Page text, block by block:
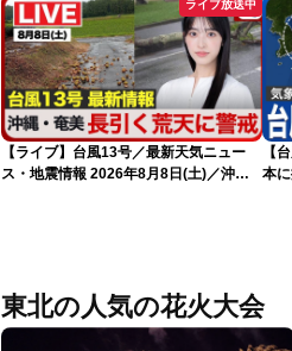
ライブ放送中
【ライブ】台風13号／最新天気ニュー
ス・地震情報 2026年8月8日(土)／沖
【
本
東北の人気の花火大会